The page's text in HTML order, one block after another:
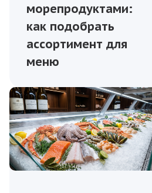
морепродуктами:
как подобрать
ассортимент для
меню